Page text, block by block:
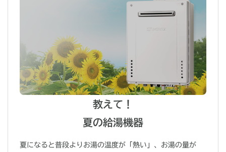
教えて！
夏の給湯機器
夏になると普段よりお湯の温度が「熱い」、お湯の量が